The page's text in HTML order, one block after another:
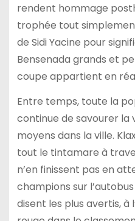
rendent hommage
trophée tout
de Sidi Yacine pour
Bensenada grands et
coupe appartient en
Entre temps, toute la
continue de savourer la
moyens dans la ville.
tout le tintamare à
n’en finissent pas en
champions sur
disent les plus avertis, à